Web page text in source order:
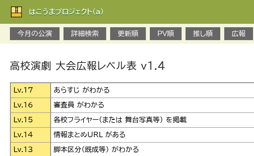
はこうまプロジェクト(a)
今月の公演
詳細検索 更新順 PV順 推し順 広報
高校演劇 大会広報レベル表 v1.4
Lv.17 あらすじ がわかる
Lv.16 審査員 がわかる
Lv.15 各校フライヤー（または 舞台写真等） を掲載
Lv.14 情報まとめURL がある
Lv.13 脚本区分（既成等） がわかる